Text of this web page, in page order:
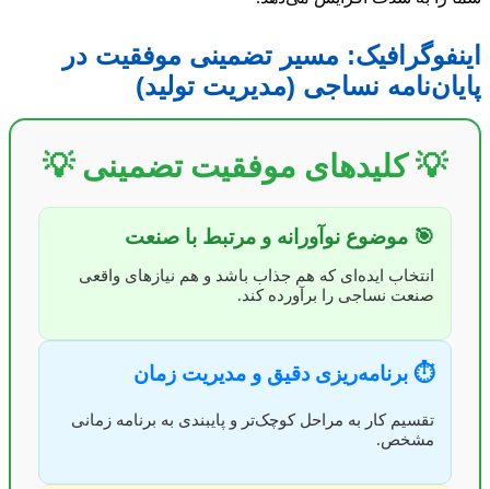
اینفوگرافیک: مسیر تضمینی موفقیت در
پایان‌نامه نساجی (مدیریت تولید)
💡 کلیدهای موفقیت تضمینی 💡
🎯 موضوع نوآورانه و مرتبط با صنعت
انتخاب ایده‌ای که هم جذاب باشد و هم نیازهای واقعی
صنعت نساجی را برآورده کند.
⏱️ برنامه‌ریزی دقیق و مدیریت زمان
تقسیم کار به مراحل کوچک‌تر و پایبندی به برنامه زمانی
مشخص.